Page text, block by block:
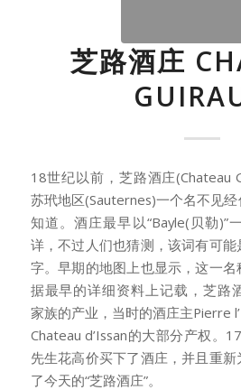
芝路酒庄
18世纪以前，芝路酒庄(Chateau
苏玳地区(Sauternes)一个名不见
知道。酒庄最早以“Bayle(贝勒)”
详，不过人们也猜测，该词有可
字。早期的地图上也显示，这一
据最早的详细资料上记载，芝路
家族的产业，当时的酒庄主Pierre
Chateau d’Issan的大部分产权。
先生花高价买下了酒庄，并且重
了今天的“芝路酒庄”。